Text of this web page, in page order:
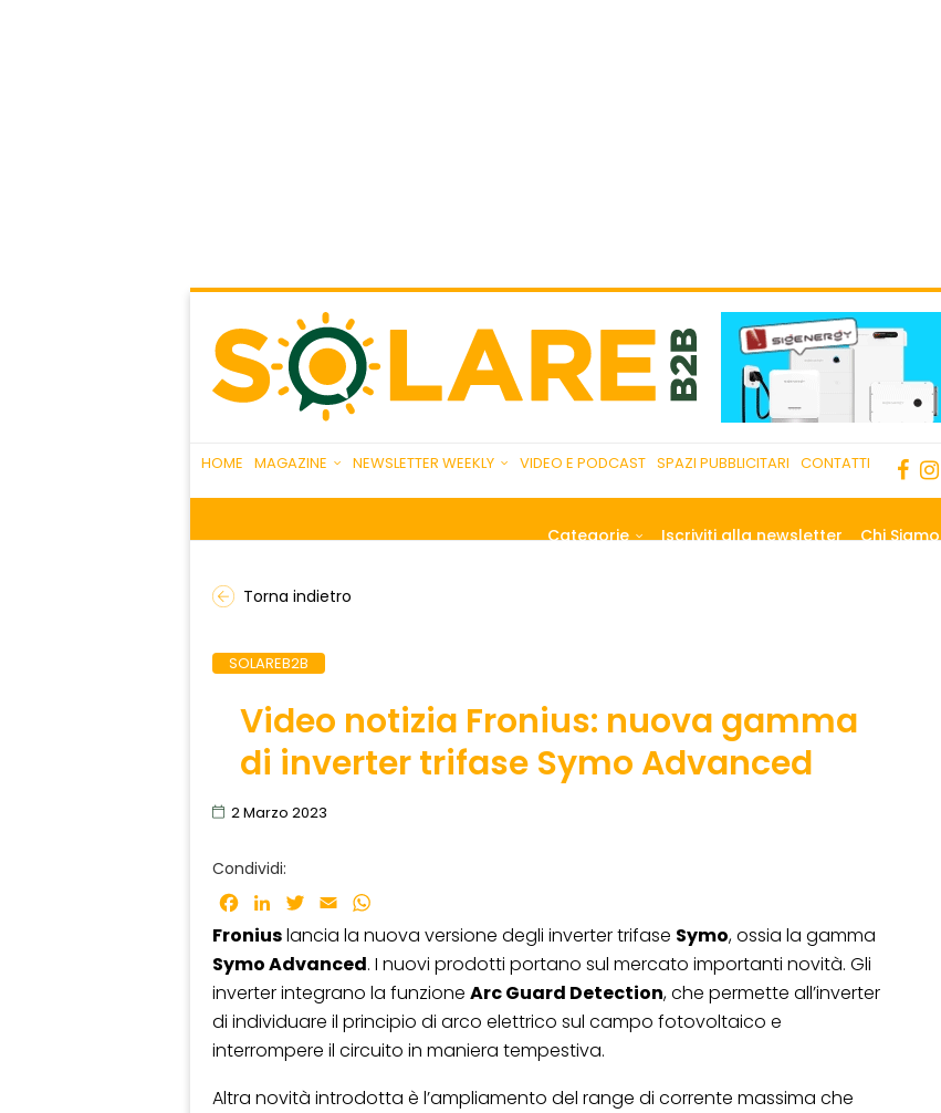
HOME MAGAZINE NEWSLETTER WEEKLY VIDEO E PODCAST SPAZI PUBBLICITARI CONTATTI
Categorie Iscriviti alla newsletter Chi Siamo
Torna indietro
SOLAREB2B
Video notizia Fronius: nuova gamma
di inverter trifase Symo Advanced
2 Marzo 2023
Condividi:
Facebook
LinkedInTwitter
Email
Froniuslancia la nuova versione degli inverter trifase Symo, ossia la gamma
Symo Advanced. I nuovi prodotti portano sul mercato importanti novità. Gli
inverter integrano la funzione Arc Guard Detection, che permette all’inverter
di individuare il principio di arco elettrico sul campo fotovoltaico e
interrompere il circuito in maniera tempestiva.
Altra novità introdotta è l’ampliamento del range di corrente massima che